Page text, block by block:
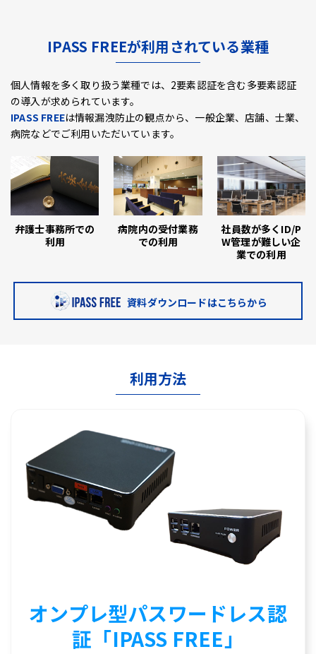
IPASS FREEが利用されている業種
個人情報を多く取り扱う業種では、2要素認証を含む多要素認証
の導入が求められています。
IPASS FREEは情報漏洩防止の観点から、一般企業、店舗、士業、
病院などでご利用いただいています。
弁護士事務所での
利用
病院内の受付業務
での利用
社員数が多くID/P
W管理が難しい企
業での利用
資料ダウンロードはこちらから
利用方法
オンプレ型パスワードレス認
証「IPASS FREE」